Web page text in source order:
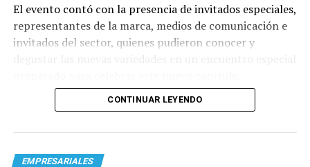
El evento contó con la presencia de invitados especiales,
representantes de la marca, medios de comunicación e
invitados del sector, quienes pudieron conocer y
CONTINUAR LEYENDO
EMPRESARIALES